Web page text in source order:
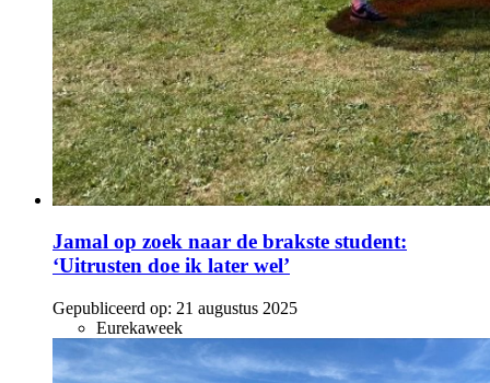
Jamal op zoek naar de brakste student:
‘Uitrusten doe ik later wel’
Gepubliceerd op: 21 augustus 2025
Eurekaweek